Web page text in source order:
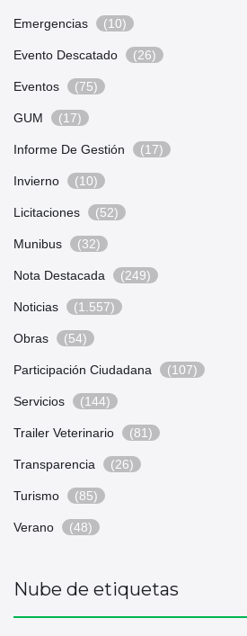
Emergencias (10)
Evento Descatado (26)
Eventos (75)
GUM (17)
Informe De Gestión (17)
Invierno (10)
Licitaciones (52)
Munibus (32)
Nota Destacada (249)
Noticias (1.557)
Obras (54)
Participación Ciudadana (107)
Servicios (144)
Trailer Veterinario (81)
Transparencia (26)
Turismo (85)
Verano (48)
Nube de etiquetas